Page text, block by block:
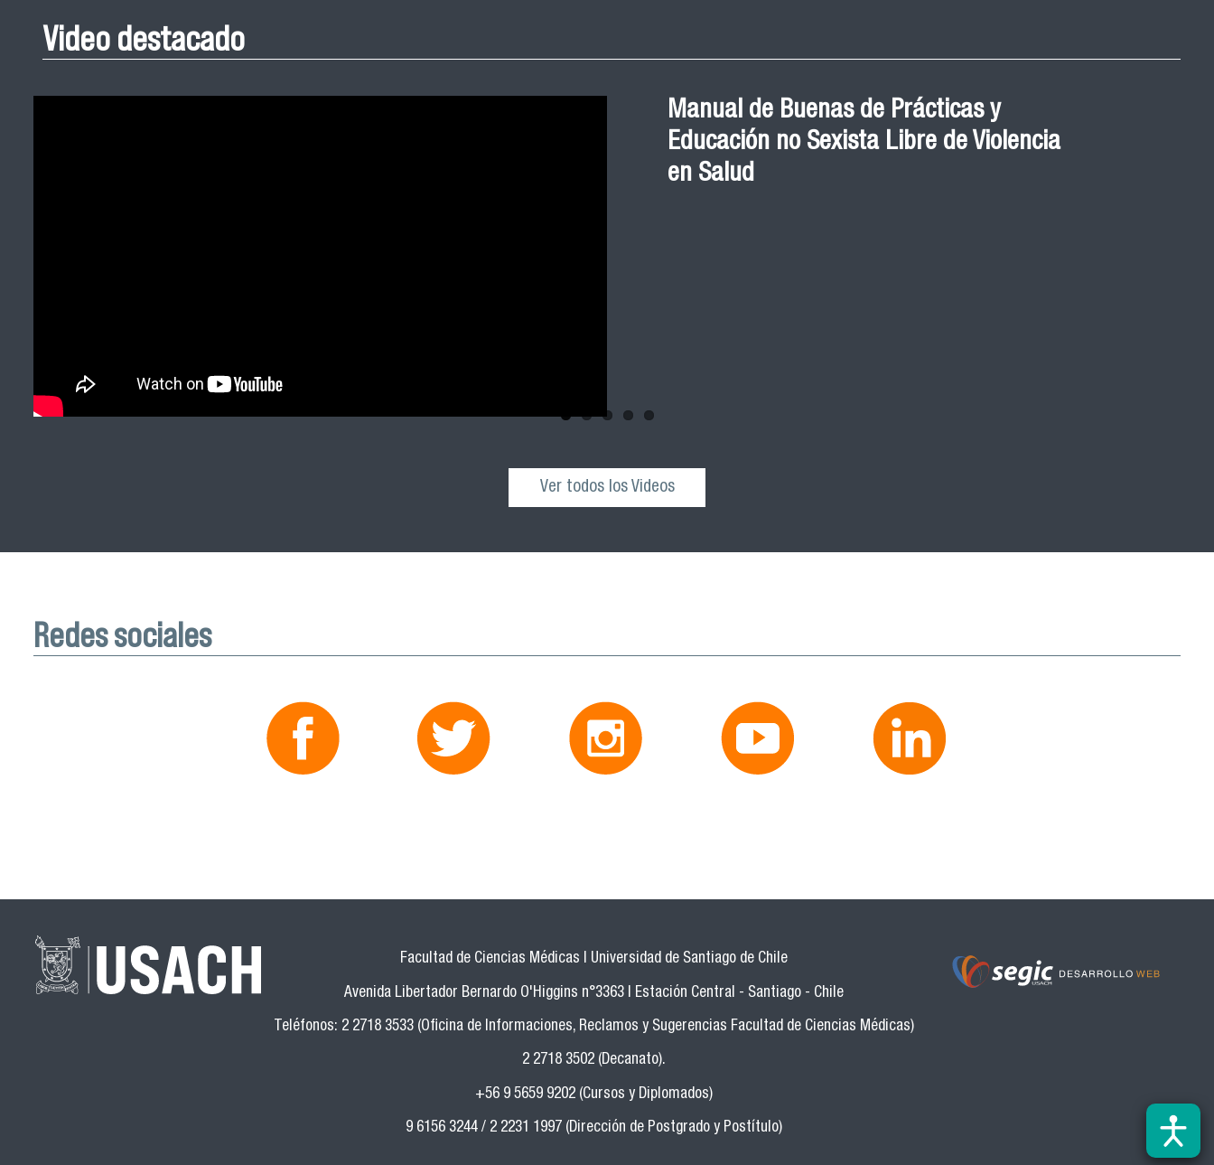
Video destacado
Manual de Buenas de Prácticas y
Educación no Sexista Libre de Violencia
en Salud
Ver todos los Videos
Redes sociales
Facultad de Ciencias Médicas | Universidad de Santiago de Chile
Avenida Libertador Bernardo O'Higgins n°3363 | Estación Central - Santiago - Chile
Teléfonos: 2 2718 3533 (Oficina de Informaciones, Reclamos y Sugerencias Facultad de Ciencias Médicas)
2 2718 3502 (Decanato).
+56 9 5659 9202 (Cursos y Diplomados)
9 6156 3244 / 2 2231 1997 (Dirección de Postgrado y Postítulo)